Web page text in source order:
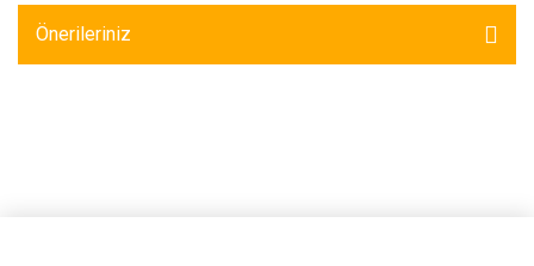
Önerileriniz